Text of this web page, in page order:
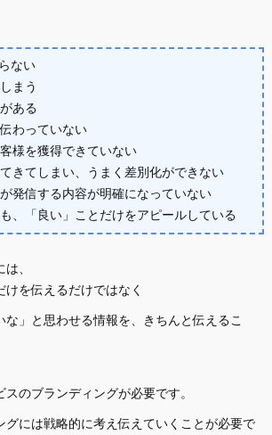
ない
まう
ある
わっていない
様を獲得できていない
きてしまい、うまく差別化ができない
発信する内容が明確になっていない
、「良い」ことだけをアピールしている
、
を伝えるだけではなく
な」と思わせる情報を、きちんと伝えるこ
のブランディングが必要です。
グには戦略的に考え伝えていくことが必要で